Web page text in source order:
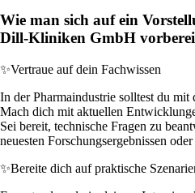
Wie man sich auf ein
Dill-Kliniken GmbH
✨Vertraue auf dein Fachwissen
In der Pharmaindustrie solltest du mit
Mach dich mit aktuellen
Sei bereit, technische Fragen zu
neuesten Forschungsergebnissen
✨Bereite dich auf praktische